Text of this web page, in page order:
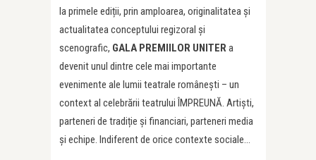
la primele ediții, prin amploarea, originalitatea și
actualitatea conceptului regizoral și
scenografic, GALA PREMIILOR UNITER a
devenit unul dintre cele mai importante
evenimente ale lumii teatrale românești – un
context al celebrării teatrului ÎMPREUNĂ. Artiști,
parteneri de tradiție și financiari, parteneri media
și echipe. Indiferent de orice contexte sociale…